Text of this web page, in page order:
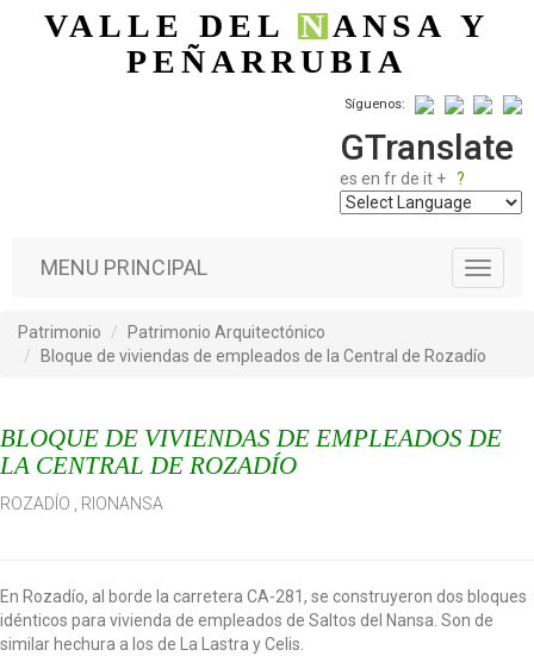
Pasar al contenido principal
VALLE DELNANSA Y
PEÑARRUBIA
Síguenos:
GTranslate
es en fr de it + ?
T
o
l
a
o
n
MENU PRINCIPAL
Patrimonio
Patrimonio Arquitectónico
Bloque de viviendas de empleados de la Central de Rozadío
BLOQUE DE VIVIENDAS DE EMPLEADOS DE
LA CENTRAL DE ROZADÍO
ROZADÍO RIONANSA
En Rozadío, al borde la carretera CA-281, se construyeron dos bloques
idénticos para vivienda de empleados de Saltos del Nansa. Son de
similar hechura a los de La Lastra y Celis.